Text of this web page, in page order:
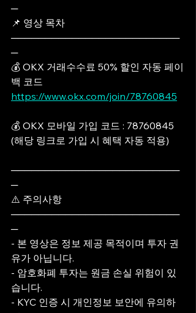
─
📌 영상 목차
─────────────────────────
─
💰 OKX 거래수수료 50% 할인 자동 페이
백 코드
https://www.okx.com/join/78760845
💰 OKX 모바일 가입 코드 : 78760845
(해당 링크로 가입 시 혜택 자동 적용)
─────────────────────────
─
⚠️ 주의사항
─────────────────────────
─
- 본 영상은 정보 제공 목적이며 투자 권
유가 아닙니다.
- 암호화폐 투자는 원금 손실 위험이 있
습니다.
- KYC 인증 시 개인정보 보안에 유의하